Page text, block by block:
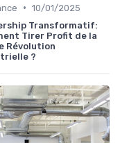
• 10/01/2025
Transformatif:
Tirer Profit de la
Révolution
?